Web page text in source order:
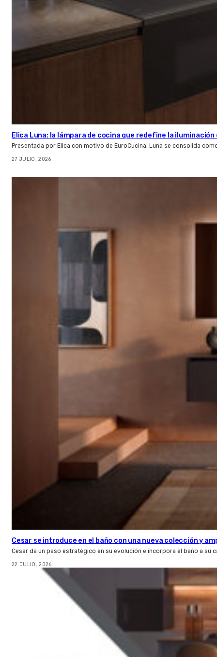
Elica Luna: la lámpara de cocina que redefine la
Presentada por Elica con motivo de EuroCucina, Luna se consolida
27 JULIO, 2026
Cesar se introduce en el baño con una nueva colección y
Cesar da un paso estratégico en su evolución e incorpora el baño a su
22 JULIO, 2026